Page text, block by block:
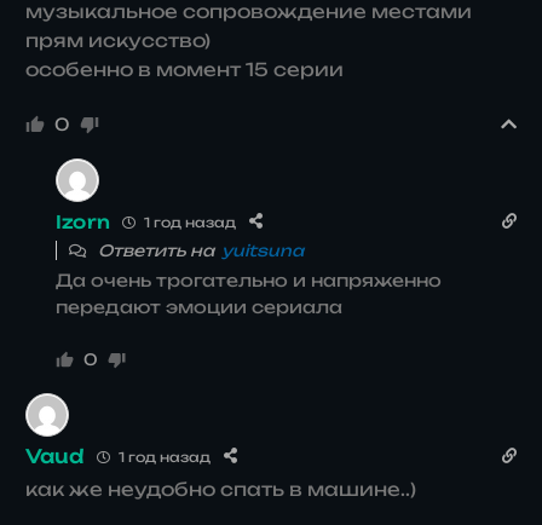
музыкальное сопровождение местами
прям искусство)
особенно в момент 15 серии
0
Izorn 1 год назад
Ответить на yuitsuna
Да очень трогательно и напряженно
передают эмоции сериала
0
Vaud 1 год назад
как же неудобно спать в машине..)